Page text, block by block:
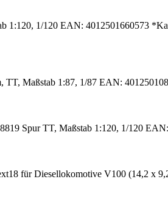
1:120, 1/120 EAN: 4012501660573
TT, Maßstab 1:87, 1/87 EAN:
Spur TT, Maßstab 1:120, 1/120
für Diesellokomotive V100 (14,2 x